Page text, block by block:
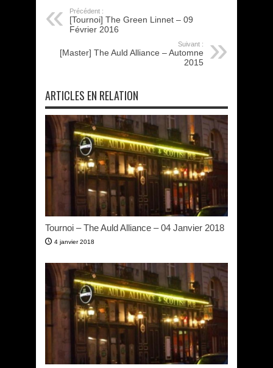
Précédent :
[Tournoi] The Green Linnet – 09
Février 2016
Suivant :
[Master] The Auld Alliance – Automne
2015
ARTICLES EN RELATION
Tournoi – The Auld Alliance – 04 Janvier 2018
4 janvier 2018